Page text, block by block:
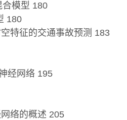
合模型 180
180
特征的交通事故预测 183
经网络 195
络的概述 205